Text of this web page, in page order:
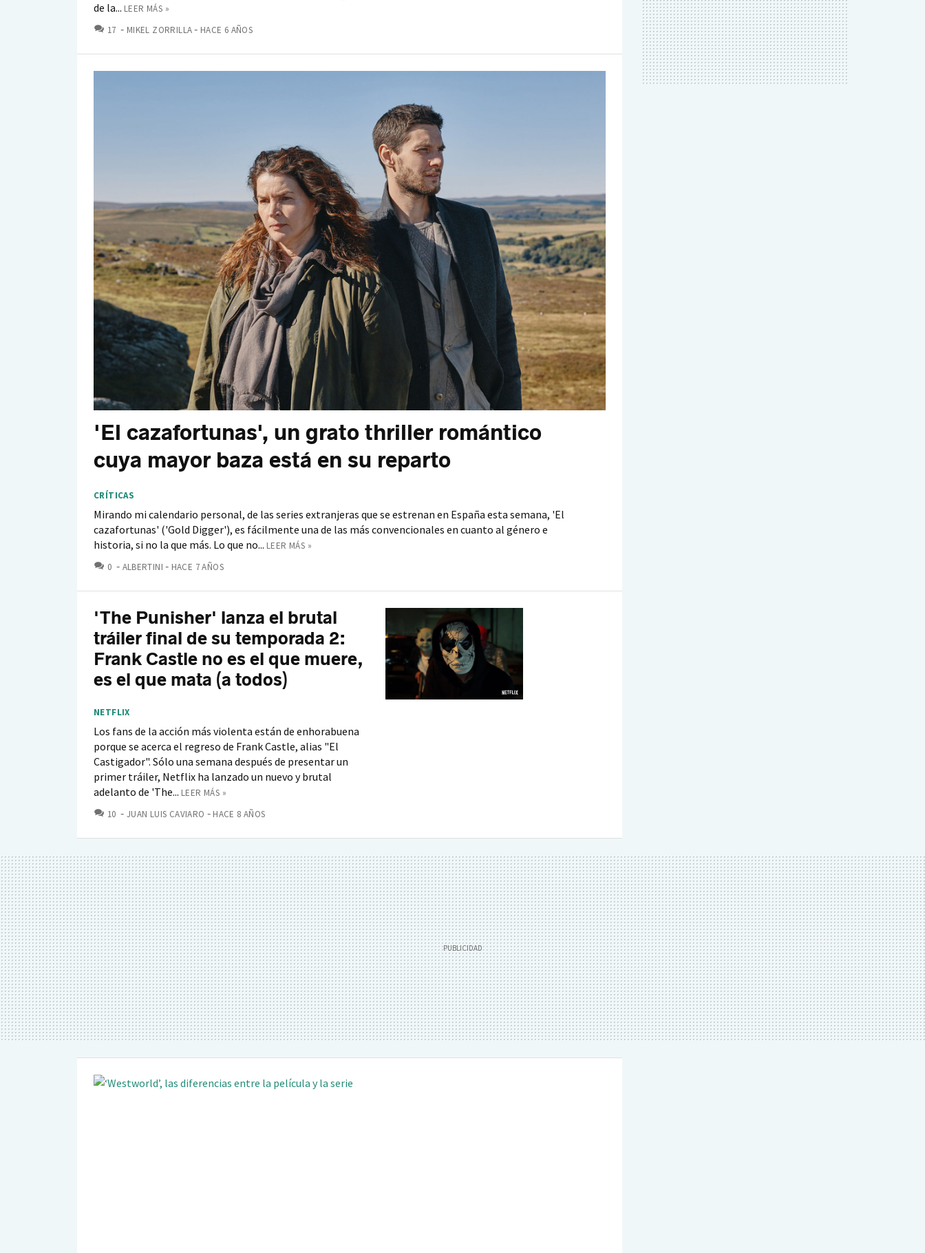
de la... LEER MÁS »
17 COMENTARIOS
MIKEL ZORRILLA HACE 6 AÑOS
'El cazafortunas', un grato thriller romántico
cuya mayor baza está en su reparto
CRÍTICAS
Mirando mi calendario personal, de las series extranjeras que se estrenan en España esta semana, 'El
cazafortunas' ('Gold Digger'), es fácilmente una de las más convencionales en cuanto al género e
historia, si no la que más. Lo que no... LEER MÁS »
0 COMENTARIOS
ALBERTINI HACE 7 AÑOS
'The Punisher' lanza el brutal
tráiler final de su temporada 2:
Frank Castle no es el que muere,
es el que mata (a todos)
NETFLIX
Los fans de la acción más violenta están de enhorabuena
porque se acerca el regreso de Frank Castle, alias "El
Castigador". Sólo una semana después de presentar un
primer tráiler, Netflix ha lanzado un nuevo y brutal
adelanto de 'The... LEER MÁS »
10 COMENTARIOS
JUAN LUIS CAVIARO HACE 8 AÑOS